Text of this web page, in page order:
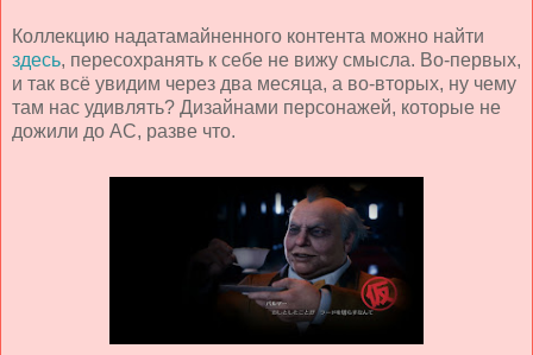
Коллекцию надатамайненного контента можно найти
здесь, пересохранять к себе не вижу смысла. Во-первых,
и так всё увидим через два месяца, а во-вторых, ну чему
там нас удивлять? Дизайнами персонажей, которые не
дожили до АС, разве что.